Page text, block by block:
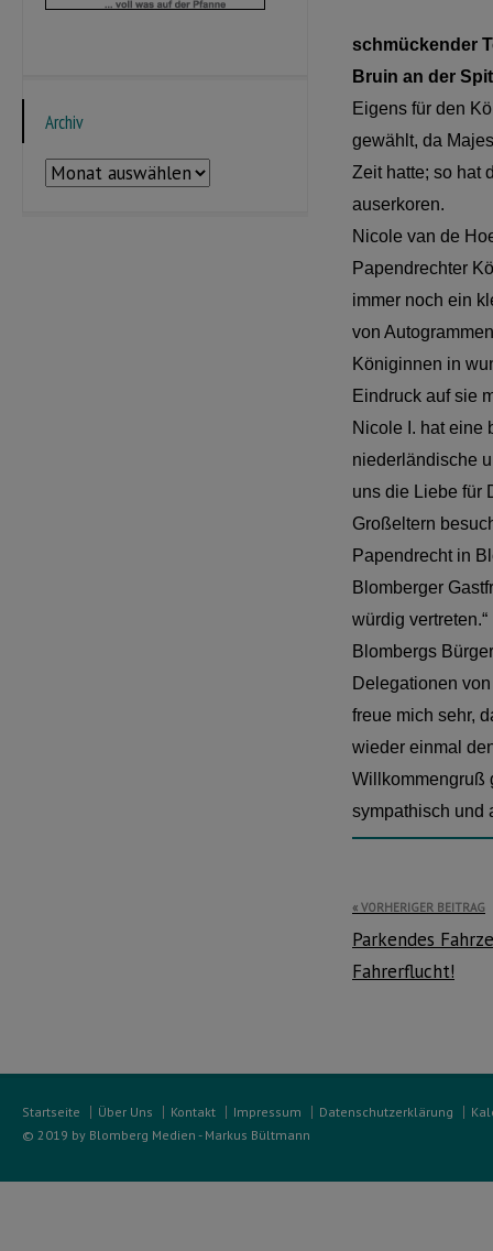
schmückender
Bruin an der
Eigens für den
gewählt, da
Zeit hatte; so hat
auserkoren.
Nicole van de
Papendrechter
immer noch ein
von
Königinnen in
Eindruck auf sie
Nicole I. hat eine
niederländische
uns die Liebe für
Großeltern
Papendrecht in
Blomberger
würdig vertreten.“
Blombergs
Delegationen
freue mich sehr,
wieder einmal
Willkommengruß
sympathisch und
VORHERIGER BEITRAG
Parkendes
Fahrerflucht!
Archiv
Archiv
Startseite Über Uns Kontakt Impressum Datenschutzerklärung
© 2019 by Blomberg Medien - Markus Bültmann